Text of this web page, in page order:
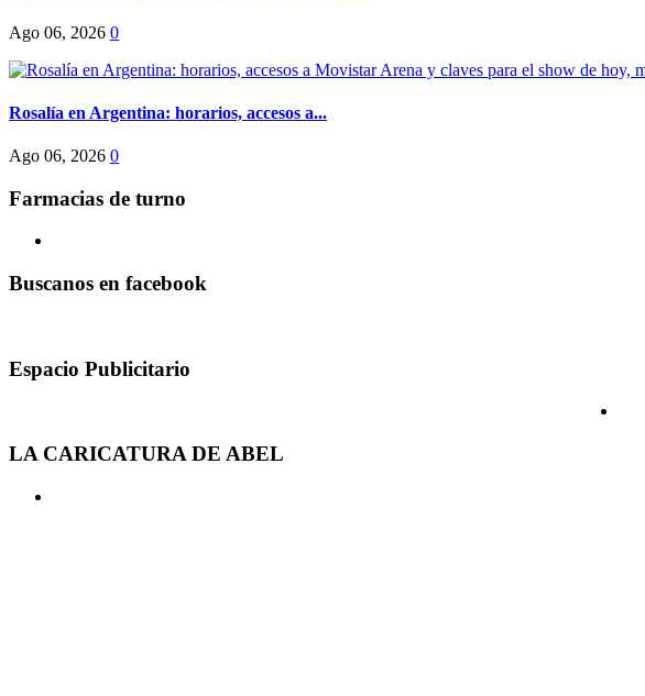
Ago 06, 2026 0
Rosalía en Argentina: horarios, accesos a...
Ago 06, 2026 0
Farmacias de turno
Buscanos en facebook
Espacio Publicitario
LA CARICATURA DE ABEL